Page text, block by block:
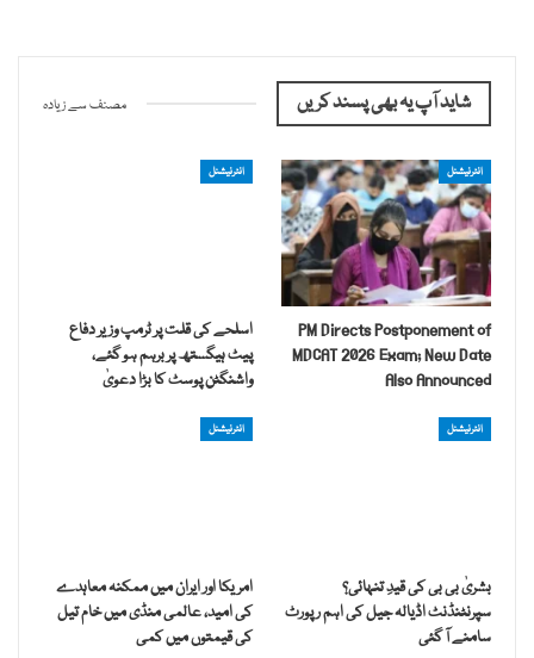
شاید آپ یہ بھی پسند کریں مصنف سے زیادہ
انٹرنیشنل
PM Directs Postponement of
MDCAT 2026 Exam; New Date
Also Announced
انٹرنیشنل
اسلحے کی قلت پر ٹرمپ وزیر دفاع
پیٹ ہیگستھ پر برہم ہو گئے،
واشنگٹن پوسٹ کا بڑا دعویٰ
انٹرنیشنل
بشریٰ بی بی کی قیدِ تنہائی؟
سپرنٹنڈنٹ اڈیالہ جیل کی اہم رپورٹ
سامنے آ گئی
انٹرنیشنل
امریکا اور ایران میں ممکنہ معاہدے
کی امید، عالمی منڈی میں خام تیل
کی قیمتوں میں کمی